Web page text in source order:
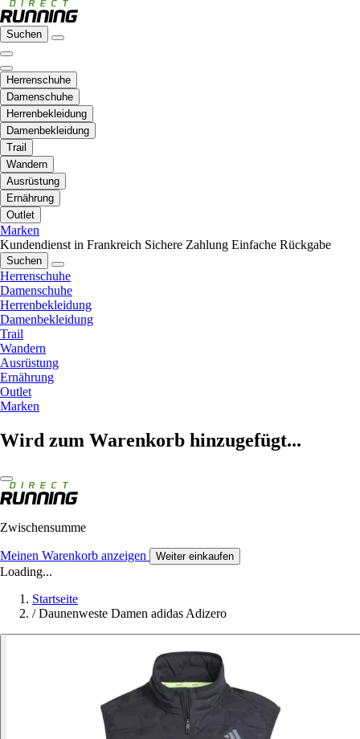
Suchen
Herrenschuhe
Damenschuhe
Herrenbekleidung
Damenbekleidung
Trail
Wandern
Ausrüstung
Ernährung
Outlet
Marken
Kundendienst in Frankreich Sichere Zahlung Einfache Rückgabe
Suchen
Herrenschuhe
Damenschuhe
Herrenbekleidung
Damenbekleidung
Trail
Wandern
Ausrüstung
Ernährung
Outlet
Marken
Wird zum Warenkorb hinzugefügt...
Zwischensumme
Meinen Warenkorb anzeigen Weiter einkaufen
Loading...
Startseite
/ Daunenweste Damen adidas Adizero